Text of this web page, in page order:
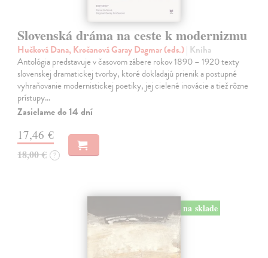
Slovenská dráma na ceste k modernizmu
Hučková Dana, Kročanová Garay Dagmar (eds.)| Kniha
Antológia predstavuje v časovom zábere rokov 1890 – 1920 texty
slovenskej dramatickej tvorby, ktoré dokladajú prienik a postupné
vyhraňovanie modernistickej poetiky, jej cielené inovácie a tiež rôzne
prístupy…
Zasielame do 14 dní
17,46 €
18,00 € ?
na sklade